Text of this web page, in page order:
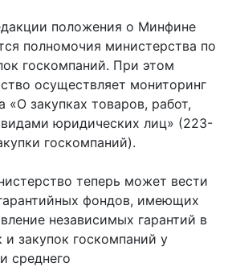
положения о Минфине
полномочия министерства по
госкомпаний. При этом
осуществляет мониторинг
«О закупках товаров, работ,
юридических лиц» (223-
госкомпаний).
теперь может вести
фондов, имеющих
независимых гарантий в
и закупок госкомпаний у
среднего